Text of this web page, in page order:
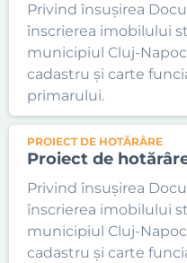
Privind însușirea
înscrierea imobilului
municipiul Cluj-
cadastru și carte
primarului.
PROIECT DE HOTĂRÂRE
Proiect de
Privind însușirea
înscrierea imobilului
municipiul Cluj-
cadastru și carte